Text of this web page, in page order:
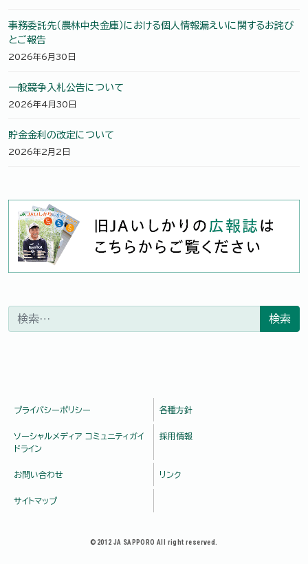
事務委託先（農林中央金庫）における個人情報漏えいに関するお詫び
とご報告
2026年6月30日
一般競争入札公告について
2026年4月30日
貯金金利の改定について
2026年2月2日
検索:
プライバシーポリシー 各種方針
ソーシャルメディア コミュニティガイ
ドライン
採用情報
お問い合わせ リンク
サイトマップ
©2012 JA SAPPORO All right reserved.